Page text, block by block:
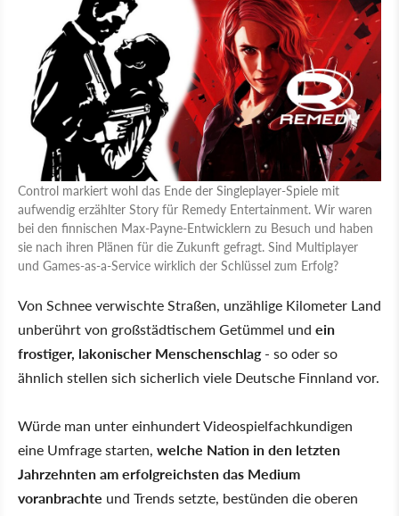
Control markiert wohl das Ende der Singleplayer-Spiele mit
aufwendig erzählter Story für Remedy Entertainment. Wir waren
bei den finnischen Max-Payne-Entwicklern zu Besuch und haben
sie nach ihren Plänen für die Zukunft gefragt. Sind Multiplayer
und Games-as-a-Service wirklich der Schlüssel zum Erfolg?
Von Schnee verwischte Straßen, unzählige Kilometer Land
unberührt von großstädtischem Getümmel und ein
frostiger, lakonischer Menschenschlag- so oder so
ähnlich stellen sich sicherlich viele Deutsche Finnland vor.
Würde man unter einhundert Videospielfachkundigen
eine Umfrage starten, welche Nation in den letzten
Jahrzehnten am erfolgreichsten das Medium
voranbrachte und Trends setzte, bestünden die oberen